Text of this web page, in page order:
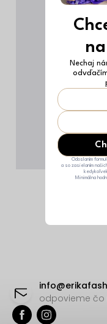
info@
odpovieme čo
Nechaj
Odoslaním
a so zasielaním
Minimálna